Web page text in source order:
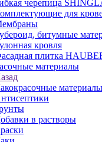
черепица
для
битумные
кровля
плитка
материалы
материалы
в растворы